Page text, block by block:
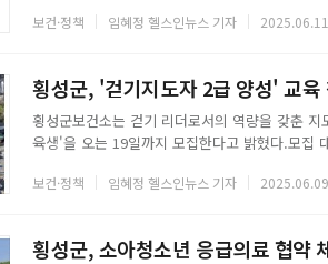
부를 확인한다.요충증은 제4급 법정감염병으로,
보건·정책 임혜정 헬스인뉴스 기자
횡성군, '걷기지도자 2급 양성' 교육
횡성군보건소는 걷기 리더로서의 역량을 갖춘
육생'을 오는 19일까지 모집한다고 밝혔다.모집
원리, 걷기의 올바른 자세, 걷기운동 지도법, 걷
보건·정책 임혜정 헬스인뉴스 기자
횡성군, 소아청소년 응급의료 협약